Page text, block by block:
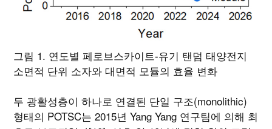
그림 1. 연도별 페로브스카이트-유기 탠덤 태양전지
소면적 단위 소자와 대면적 모듈의 효율 변화
두 광활성층이 하나로 연결된 단일 구조(monolithic)
형태의 POTSC는 2015년 Yang Yang 연구팀에 의해 최